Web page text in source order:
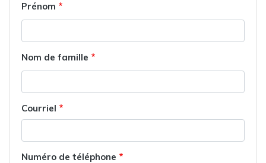
Prénom
Nom de famille
Courriel
Numéro de téléphone